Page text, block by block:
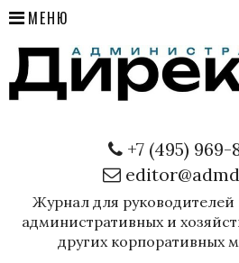
МЕНЮ
+7 (495) 969-
Журнал для руководителей
административных и
других корпоративных